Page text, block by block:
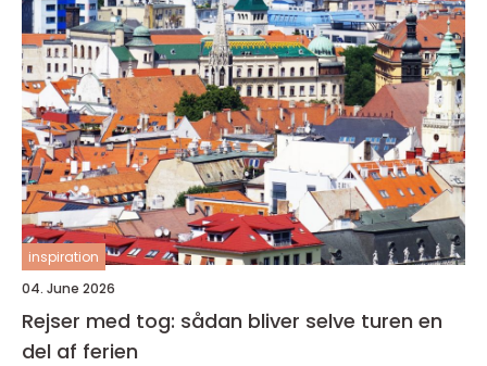
inspiration
04. June 2026
Rejser med tog: sådan bliver selve turen en
del af ferien